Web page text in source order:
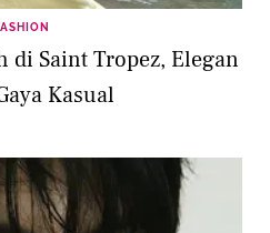
di Saint Tropez, Elegan
Kasual